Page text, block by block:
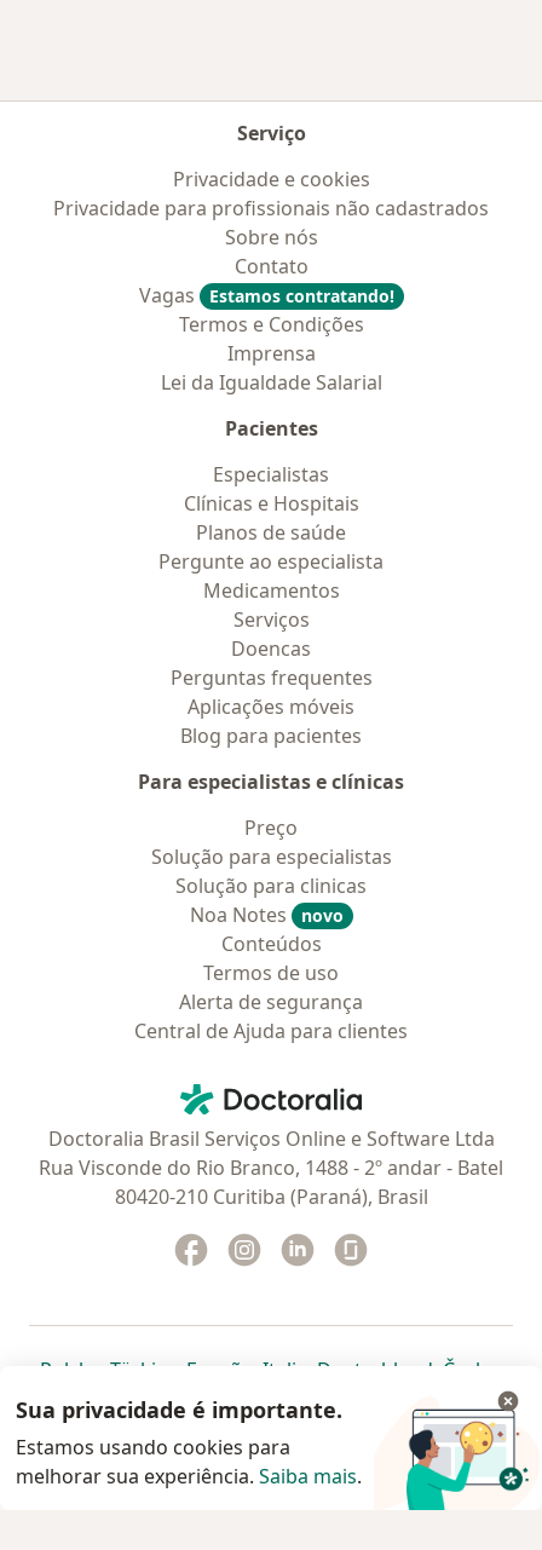
Serviço
Privacidade e cookies
Privacidade para profissionais não cadastrados
Sobre nós
Contato
Vagas
Estamos contratando!
Termos e Condições
Imprensa
Lei da Igualdade Salarial
Pacientes
Especialistas
Clínicas e Hospitais
Planos de saúde
Pergunte ao especialista
Medicamentos
Serviços
Doencas
Perguntas frequentes
Aplicações móveis
Blog para pacientes
Para especialistas e clínicas
Preço
Solução para especialistas
Solução para clinicas
Noa Notes
novo
Conteúdos
Termos de uso
Alerta de segurança
Central de Ajuda para clientes
Doctoralia - Homepage
Doctoralia Brasil Serviços Online e Software Ltda
Rua Visconde do Rio Branco, 1488 - 2º andar - Batel
80420-210 Curitiba (Paraná), Brasil
Facebook
abre num novo separador
Instagram
abre num novo separador
Linkedin
abre num novo
Polska abre num novo separador
Türkiye abre num novo separador
España abre num novo separador
Italia abre num novo
Deutschlandabre num
Česko
Portugal abre num novo separador
, México abre num novo separador
, abre num novo separador
Brasil abre num novoabre num
abre
Colombia abre num novo
www.doctoralia.com.br © 2026 - Agende agora sua
Sua privacidade é importante.
Estamos usando cookies para
melhorar sua experiência. Saiba mais.